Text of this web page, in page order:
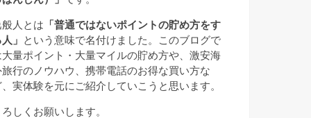
般人とは 「普通ではないポイントの貯め方をす
」
という意味で名付けました。このブログで
大量ポイント・大量マイルの貯め方や、激安海
旅行のノウハウ、携帯電話のお得な買い方な
、実体験を元にご紹介していこうと思います。
しくお願いします。